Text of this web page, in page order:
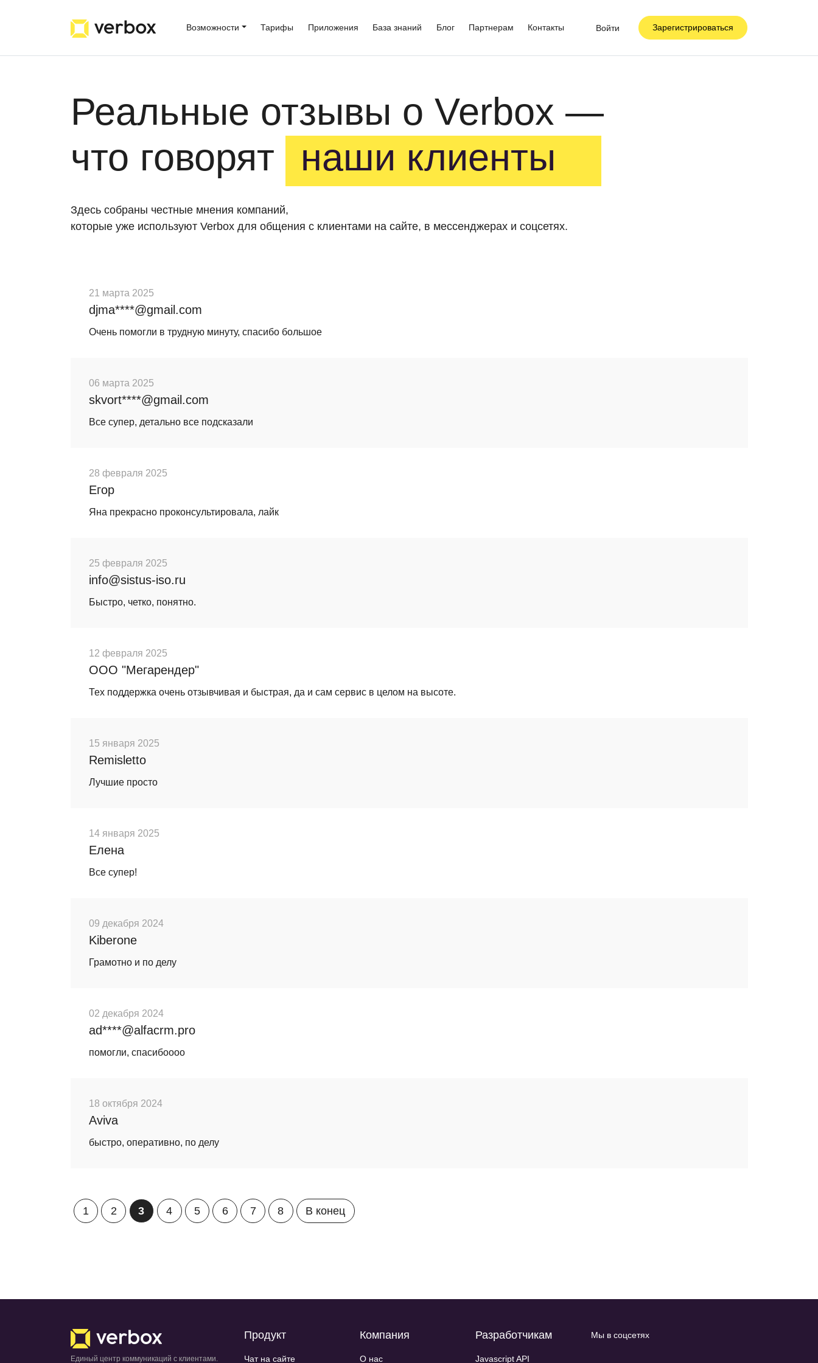
Возможности Тарифы Приложения База знаний Блог Партнерам Контакты Войти Зарегистрироваться
Реальные отзывы о Verbox —
что говорят
наши клиенты
Здесь собраны честные мнения компаний,
которые уже используют Verbox для общения с клиентами на сайте, в мессенджерах и соцсетях.
21 марта 2025
djma****@gmail.com
Очень помогли в трудную минуту, спасибо большое
06 марта 2025
skvort****@gmail.com
Все супер, детально все подсказали
28 февраля 2025
Егор
Яна прекрасно проконсультировала, лайк
25 февраля 2025
info@sistus-iso.ru
Быстро, четко, понятно.
12 февраля 2025
ООО "Мегарендер"
Тех поддержка очень отзывчивая и быстрая, да и сам сервис в целом на высоте.
15 января 2025
Remisletto
Лучшие просто
14 января 2025
Елена
Все супер!
09 декабря 2024
Kiberone
Грамотно и по делу
02 декабря 2024
ad****@alfacrm.pro
помогли, спасибоооо
18 октября 2024
Aviva
быстро, оперативно, по делу
1 2 3 4 5 6 7 8 В конец
Единый центр коммуникаций с клиентами.
Продукт
Чат на сайте
Компания
О нас
Разработчикам
Javascript API
Мы в соцсетях